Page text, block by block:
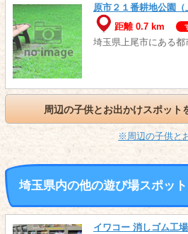
原市２１番耕地公園（
距離 0.7 km
埼玉県上尾市にある都
周辺の子供とお出かけスポット
※周辺の子供と
埼玉県内の他の遊び場スポット
イワコー 消しゴム工